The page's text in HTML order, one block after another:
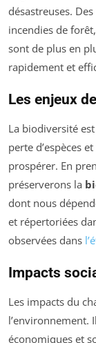
désastreuses.
incendies de
sont de plus en
rapidement et
Les enjeux
La biodiversité
perte d’espèces
prospérer. En
préserverons la
dont nous
et répertoriées
observées dans
Impacts
Les impacts du
l’environnement.
économiques et